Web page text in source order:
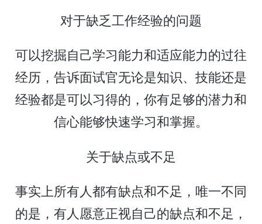
对于缺乏工作经验的问题
可以挖掘自己学习能力和适应能力的过往
经历，告诉面试官无论是知识、技能还是
经验都是可以习得的，你有足够的潜力和
信心能够快速学习和掌握。
关于缺点或不足
事实上所有人都有缺点和不足，唯一不同
的是，有人愿意正视自己的缺点和不足，